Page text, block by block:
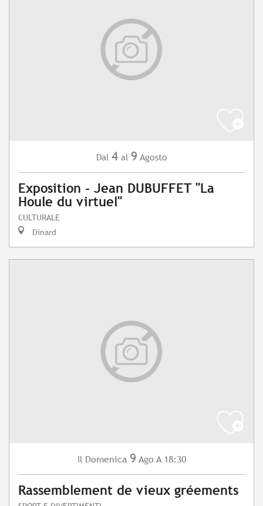
Dal 4 al 9 Agosto
Exposition - Jean DUBUFFET "La
Houle du virtuel"
CULTURALE
Dinard
Il Domenica 9 Ago A 18:30
Rassemblement de vieux gréements